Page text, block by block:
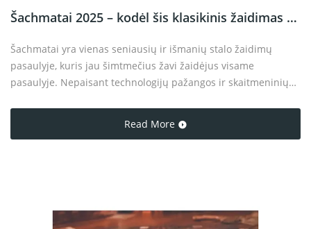
Šachmatai 2025 – kodėl šis klasikinis žaidimas vis dar toks populiarus?
Šachmatai yra vienas seniausių ir išmanių stalo žaidimų
pasaulyje, kuris jau šimtmečius žavi žaidėjus visame
pasaulyje. Nepaisant technologijų pažangos ir skaitmeninių
žavesys išlieka nepakitęs, o naujos tendencijos ir šiuolaikiniai
Read More